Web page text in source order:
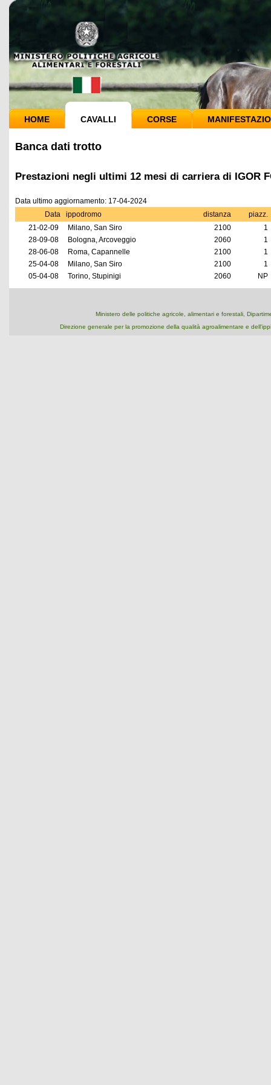
HOME CAVALLI CORSE
Banca dati trotto
Prestazioni negli ultimi 12 mesi di carriera di IGOR
Data ultimo aggiornamento: 17-04-2024
Data
ippodromo distanza
piazz.
21-02-09
Milano, San Siro 2100
1
28-09-08
Bologna, Arcoveggio 2060
1
28-06-08
Roma, Capannelle 2100
1
25-04-08
Milano, San Siro 2100
1
05-04-08
Torino, Stupinigi 2060 NP
Ministero delle politiche agricole, alimentari e forestali,
Direzione generale per la promozione della qualità agroalimentare e